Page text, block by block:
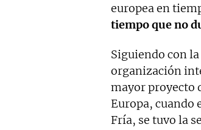
europea en
tiempo que no
Siguiendo con
organización
mayor proyecto
Europa, cuando
Fría, se tuvo la